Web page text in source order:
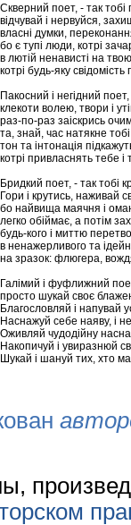
Скверний поет, - так тобі
відчувай і нервуйся,
власні думки,
бо є тупі люди, котрі
в лютій ненависті на
котрі будь-яку
Пакосний і негідний
клекоти волею, твори і
раз-по-раз заіскрись
та, знай, час натякне
тон та інтонація
котрі привласнять тебе і
Бридкий поет, - так тобі
Гори і крутись, наживай
бо найвища маячня і
легко обіймає, а потім
будь-кого і миттю
в ненажерливого та
на зразок: флюгера,
Галімий і фуфлижний
просто шукай своє
Благословляй і напувай
Наснажуй себе наяву, і
Оживляй чудодійну
Накопичуй і увиразнюй
Шукай і шануй тих, хто